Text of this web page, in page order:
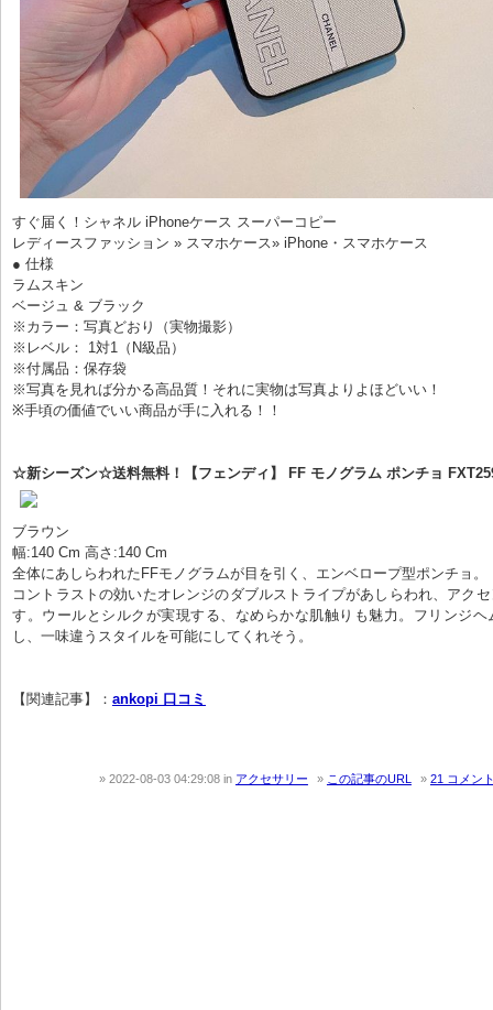
すぐ届く！シャネル iPhoneケース スーパーコピー
レディースファッション » スマホケース» iPhone・スマホケース
● 仕様
ラムスキン
ベージュ & ブラック
※カラー：写真どおり（実物撮影）
※レベル： 1対1（N級品）
※付属品：保存袋
※写真を見れば分かる高品質！それに実物は写真よりよほどいい！
※手頃の価値でいい商品が手に入れる！！
☆新シーズン☆送料無料！【フェンディ】 FF モノグラム ポンチョ
ブラウン
幅:140 Cm 高さ:140 Cm
全体にあしらわれたFFモノグラムが目を引く、エンベロープ型ポンチョ。
コントラストの効いたオレンジのダブルストライプがあしらわれ、アク
す。ウールとシルクが実現する、なめらかな肌触りも魅力。フリンジヘ
し、一味違うスタイルを可能にしてくれそう。
【関連記事】： ankopi 口コミ
2022-08-03 04:29:08 in アクセサリー この記事のURL 21 コメン